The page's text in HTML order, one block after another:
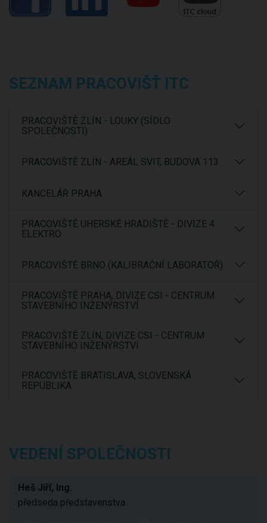
SEZNAM PRACOVIŠŤ ITC
PRACOVIŠTĚ ZLÍN - LOUKY (SÍDLO
SPOLEČNOSTI)
PRACOVIŠTĚ ZLÍN - AREÁL SVIT, BUDOVA 113
KANCELÁŘ PRAHA
PRACOVIŠTĚ UHERSKÉ HRADIŠTĚ - DIVIZE 4
ELEKTRO
PRACOVIŠTĚ BRNO (KALIBRAČNÍ LABORATOŘ)
PRACOVIŠTĚ PRAHA, DIVIZE CSI - CENTRUM
STAVEBNÍHO INŽENÝRSTVÍ
PRACOVIŠTĚ ZLÍN, DIVIZE CSI - CENTRUM
STAVEBNÍHO INŽENÝRSTVÍ
PRACOVIŠTĚ BRATISLAVA, SLOVENSKÁ
REPUBLIKA
VEDENÍ SPOLEČNOSTI
Heš Jiří, Ing.
předseda představenstva